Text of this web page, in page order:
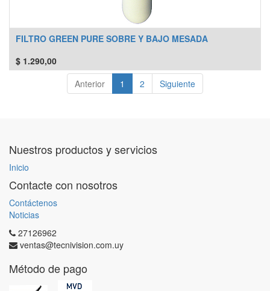
FILTRO GREEN PURE SOBRE Y BAJO MESADA
$ 1.290,00
Anterior
1 2 Siguiente
Nuestros productos y servicios
Inicio
Contacte con nosotros
Contáctenos
Noticias
27126962
ventas@tecnivision.com.uy
Método de pago